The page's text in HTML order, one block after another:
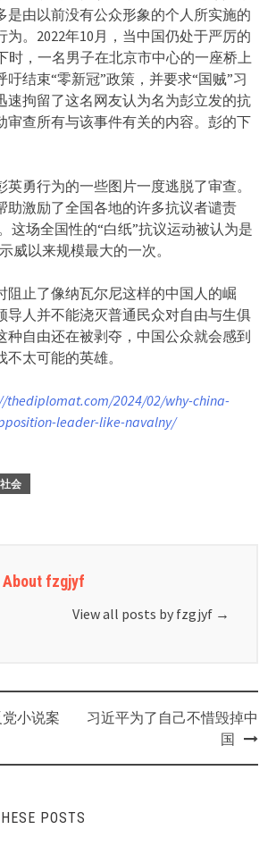
是由以前没有公众形象的个人所实施的
为。2022年10月，当中国仍处于严厉的
时，一名男子在北京市中心的一座桥上
吁结束“零新冠”政策，并要求“国贼”习
速拘留了这名网友认为名为彭立发的抗
审查所有与该事件有关的内容。彭的下
英勇行为的一些图片一度逃脱了审查。
助激励了全国各地的许多抗议者谴责
这场全国性的“白纸”抗议运动被认为是
威以来规模最大的一次。
阻止了像纳瓦尔尼这样的中国人的崛
导人并不能浇灭普通民众对自由与生俱
种自由还在被剥夺，中国公众就会感到
太可能的英雄。
thediplomat.com/2024/02/why-china-
leader-like-navalny/
社会
About fzgjyf
View all posts by fzgjyf →
党小说案
习近平为了自己不惜毁掉中
国
POSTS